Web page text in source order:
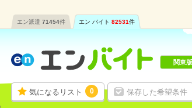
エン派遣 71454件 エン バイト 82531件
気になるリスト 0 保存した希望条件
関東版